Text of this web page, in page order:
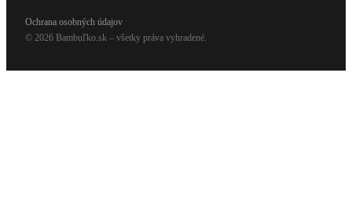
© 2026 Bambuľko.sk – všetky práva vyhradené.
Ochrana osobných údajov